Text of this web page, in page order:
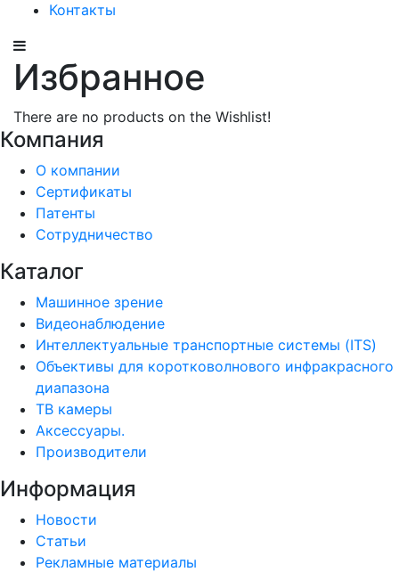
Контакты
Избранное
There are no products on the Wishlist!
Компания
О компании
Сертификаты
Патенты
Сотрудничество
Каталог
Машинное зрение
Видеонаблюдение
Интеллектуальные транспортные системы (ITS)
Объективы для коротковолнового инфракрасного
диапазона
ТВ камеры
Аксессуары.
Производители
Информация
Новости
Статьи
Рекламные материалы